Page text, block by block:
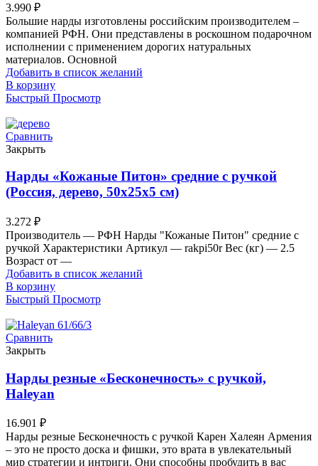
3.990 ₽
Большие нарды изготовлены российским производителем –
компанией РФН. Они представлены в роскошном подарочном
исполнении с применением дорогих натуральных
материалов. Основной
Добавить в список желаний
В корзину
Быстрый Просмотр
Сравнить
Закрыть
Нарды «Кожаные Питон» средние с ручкой
(Россия, дерево, 50х25х5 см)
3.272 ₽
Производитель — РФН Нарды "Кожаные Питон" средние с
ручкой Характеристики Артикул — rakpi50r Вес (кг) — 2.5
Возраст от —
Добавить в список желаний
В корзину
Быстрый Просмотр
Сравнить
Закрыть
Нарды резные «Бесконечность» с ручкой,
Haleyan
16.901 ₽
Нарды резные Бесконечность с ручкой Карен Халеян Армения
– это не просто доска и фишки, это врата в увлекательный
мир стратегии и интриги. Они способны пробудить в вас